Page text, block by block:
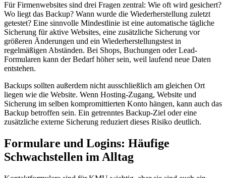
Für Firmenwebsites sind drei Fragen zentral: Wie oft wird gesichert?
Wo liegt das Backup? Wann wurde die Wiederherstellung zuletzt
getestet? Eine sinnvolle Mindestlinie ist eine automatische tägliche
Sicherung für aktive Websites, eine zusätzliche Sicherung vor
größeren Änderungen und ein Wiederherstellungstest in
regelmäßigen Abständen. Bei Shops, Buchungen oder Lead-
Formularen kann der Bedarf höher sein, weil laufend neue Daten
entstehen.
Backups sollten außerdem nicht ausschließlich am gleichen Ort
liegen wie die Website. Wenn Hosting-Zugang, Website und
Sicherung im selben kompromittierten Konto hängen, kann auch das
Backup betroffen sein. Ein getrenntes Backup-Ziel oder eine
zusätzliche externe Sicherung reduziert dieses Risiko deutlich.
Formulare und Logins: Häufige
Schwachstellen im Alltag